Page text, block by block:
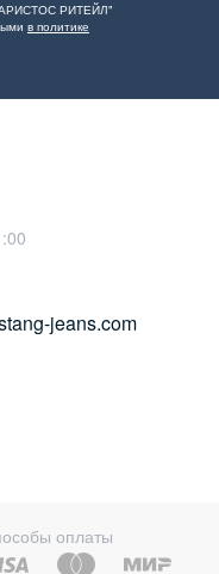
РИТЕЙЛ"
в политике
jeans.com
оплаты